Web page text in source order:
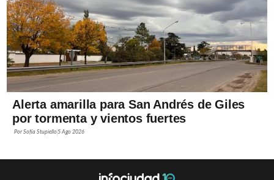
Alerta amarilla para San Andrés de Giles
por tormenta y vientos fuertes
PorSofía Stupiello 5 Ago 2026